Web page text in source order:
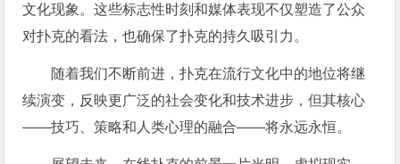
文化现象。这些标志性时刻和媒体表现不仅塑造了公众
对扑克的看法，也确保了扑克的持久吸引力。
随着我们不断前进，扑克在流行文化中的地位将继
续演变，反映更广泛的社会变化和技术进步，但其核心
——技巧、策略和人类心理的融合——将永远永恒。